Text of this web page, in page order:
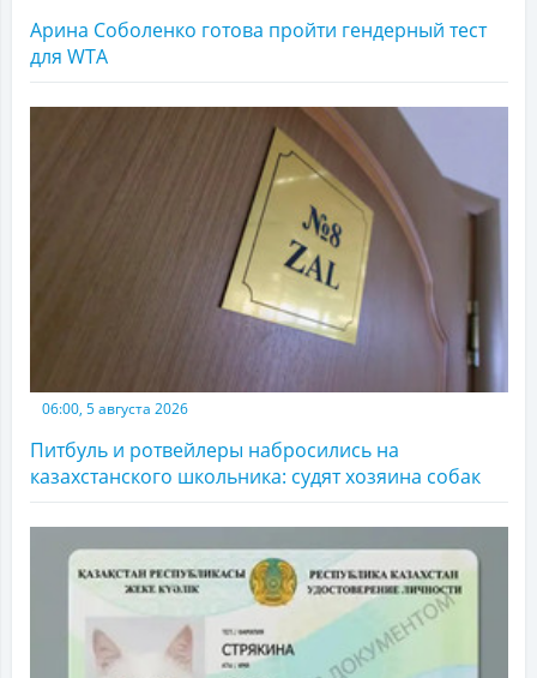
Арина Соболенко готова пройти гендерный тест
для WTA
06:00, 5 августа 2026
Питбуль и ротвейлеры набросились на
казахстанского школьника: судят хозяина собак